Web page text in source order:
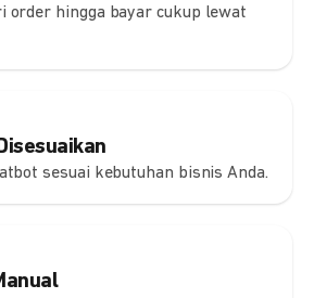
order hingga bayar cukup lewat
sesuai kebutuhan bisnis Anda.